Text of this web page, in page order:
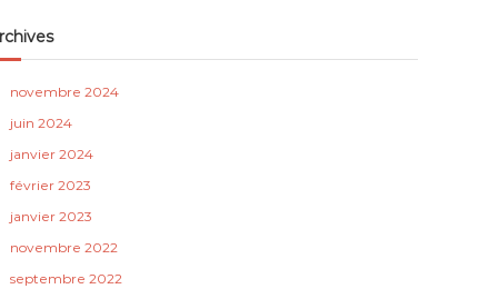
novembre 2024
juin 2024
janvier 2024
février 2023
janvier 2023
novembre 2022
septembre 2022